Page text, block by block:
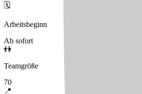
🗓️
Arbeitsbeginn
Ab sofort
👫
Teamgröße
70
📍